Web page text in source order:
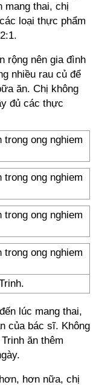
mang thai, chị
loại thực phẩm
rộng nên gia đình
nhiều rau củ để
ăn. Chị không
đủ các thực
lúc mang thai,
của bác sĩ. Không
ăn thêm
hơn nữa, chị